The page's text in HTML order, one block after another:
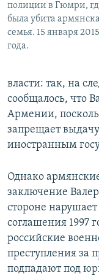
полиции в Гюмри,
была убита
семья. 15 января 2015
года.
власти: так, на
сообщалось, что
Армении,
запрещает
иностранным
Однако
заключение
стороне нарушает
соглашения 1997
российские
преступления за
подпадают под